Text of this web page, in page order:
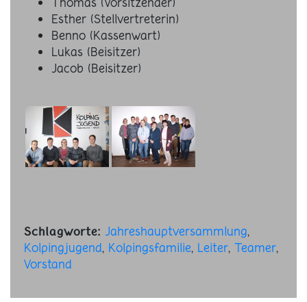
Esther (Stellvertreterin)
Benno (Kassenwart)
Lukas (Beisitzer)
Jacob (Beisitzer)
Schlagworte: Jahreshauptversammlung,
Kolpingjugend, Kolpingsfamilie, Leiter, Teamer,
Vorstand